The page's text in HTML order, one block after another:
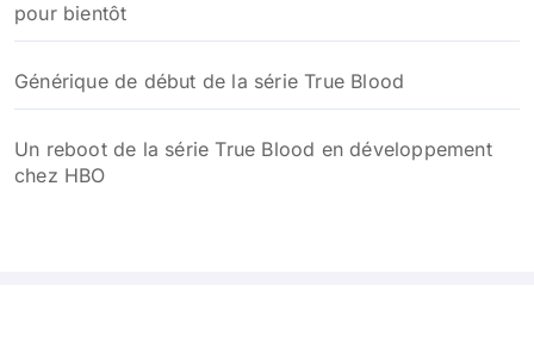
pour bientôt
Générique de début de la série True Blood
Un reboot de la série True Blood en développement
chez HBO